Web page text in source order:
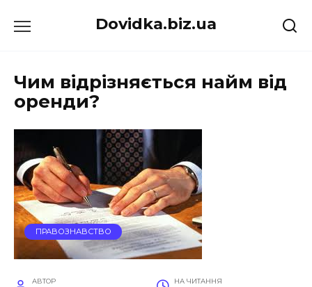
до
Dovidka.biz.ua
Чим відрізняється найм від
оренди?
ПРАВОЗНАВСТВО
АВТОР НА ЧИТАННЯ